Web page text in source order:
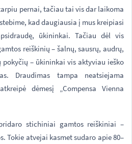
pernai, tačiau tai vis dar laikoma
kad daugiausia į mus kreipiasi
ūkininkai. Tačiau dėl vis
reiškinių – šalnų, sausrų, audrų,
– ūkininkai vis aktyviau ieško
Draudimas tampa neatsiejama
dėmesį „Compensa Vienna
stichiniai gamtos reiškiniai –
Tokie atvejai kasmet sudaro apie 80–